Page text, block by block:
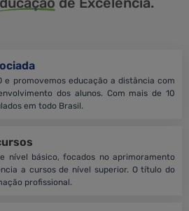
e promovemos educação a distância com
dos alunos. Com mais de 10
em todo Brasil.
nível básico, focados no aprimoramento
a cursos de nível superior. O título do
profissional.